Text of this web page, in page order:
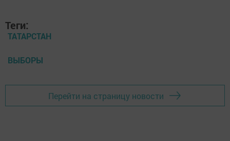
Теги:
ТАТАРСТАН
ВЫБОРЫ
Перейти на страницу новости